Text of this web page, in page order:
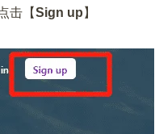
击【Sign up 】